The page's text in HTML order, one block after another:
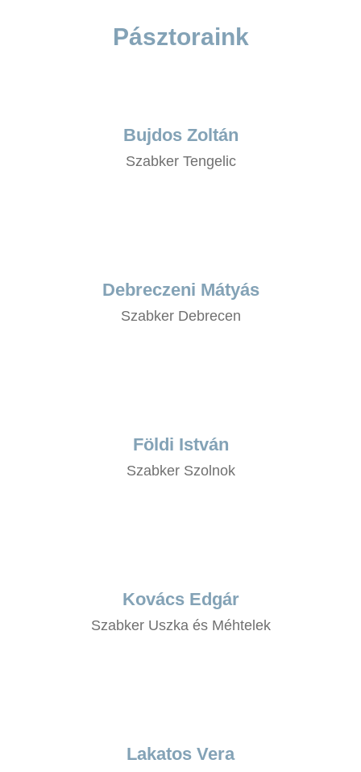
Pásztoraink
Bujdos Zoltán
Szabker Tengelic
Debreczeni Mátyás
Szabker Debrecen
Földi István
Szabker Szolnok
Kovács Edgár
Szabker Uszka és Méhtelek
Lakatos Vera